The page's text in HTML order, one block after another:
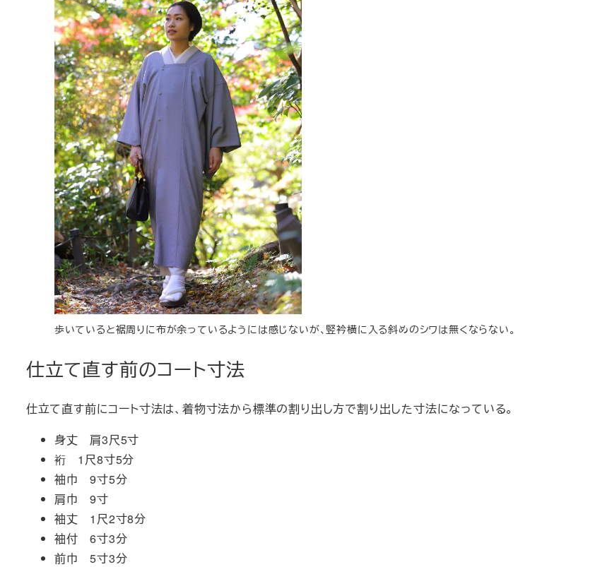
歩いていると裾周りに布が余っているようには感じないが、竪衿横に入る斜めのシワは無くならない。
仕立て直す前のコート寸法
仕立て直す前にコート寸法は、着物寸法から標準の割り出し方で割り出した寸法になっている。
身丈 肩3尺5寸
裄 1尺8寸5分
袖巾 9寸5分
肩巾 9寸
袖丈 1尺2寸8分
袖付 6寸3分
前巾 5寸3分